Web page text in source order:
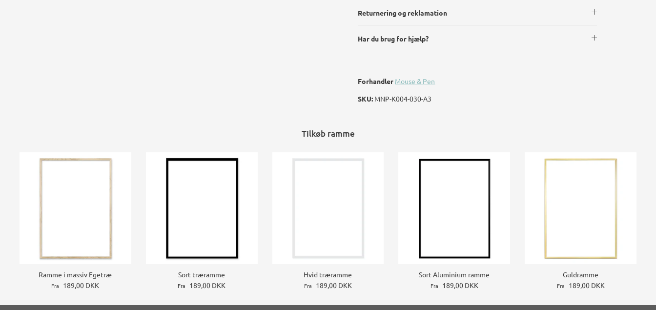
Returnering og reklamation
Har du brug for hjælp?
Forhandler Mouse & Pen
SKU: MNP-K004-030-A3
Tilkøb ramme
Ramme i massiv Egetræ
Fra 189,00 DKK
Sort træramme
Fra 189,00 DKK
Hvid træramme
Fra 189,00 DKK
Sort Aluminium ramme
Fra 189,00 DKK
Guldramme
Fra 189,00 DKK